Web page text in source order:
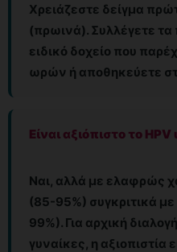
Χρειάζεστε δείγμα
(πρωινά). Συλλέγετε
ειδικό δοχείο που
ωρών ή αποθηκεύετε
Είναι αξιόπιστο το
Ναι, αλλά με ελαφρώς
(85-95%) συγκριτικά
99%). Για αρχική
γυναίκες, η αξιοπιστία